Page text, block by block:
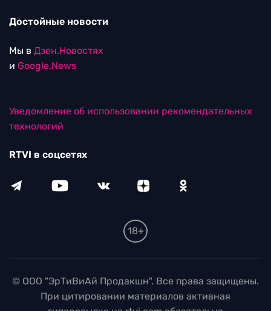
Достойные новости
Мы в Дзен.Новостях
и Google.News
Уведомление об использовании рекомендательных
технологий
RTVI в соцсетях
18+
© ООО "ЭрТиВиАй Продакшн". Все права защищены.
При цитировании материалов активная